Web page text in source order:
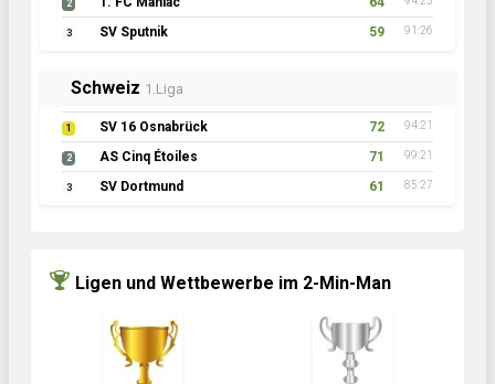
2
3 SV Sputnik 59 91:26
Schweiz 1.Liga
1 SV 16 Osnabrück 72 94:21
2 AS Cinq Étoiles 71 99:21
3 SV Dortmund 61 85:27
Ligen und Wettbewerbe im 2-Min-Man